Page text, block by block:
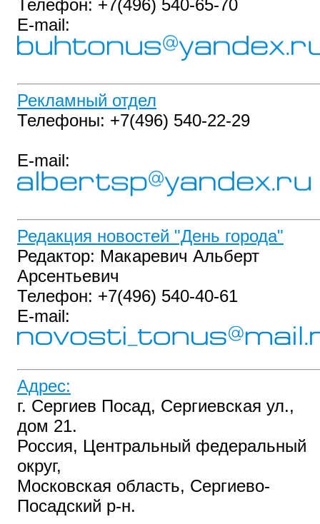
Телефон: +7(496) 540‑65-70
E-mail:
Рекламный отдел
Телефоны: +7(496) 540‑22-29
E-mail:
Редакция новостей "День города"
Редактор: Макаревич Альберт
Арсентьевич
Телефон: +7(496) 540‑40-61
E-mail:
Адрес:
г. Сергиев Посад, Сергиевская ул.,
дом 21.
Россия, Центральный федеральный
округ,
Московская область, Сергиево-
Посадский р-н.